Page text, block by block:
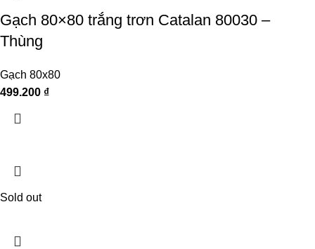
Gạch 80×80 trắng trơn Catalan 80030 –
Thùng
Gạch 80x80
499.200 ₫
Sold out